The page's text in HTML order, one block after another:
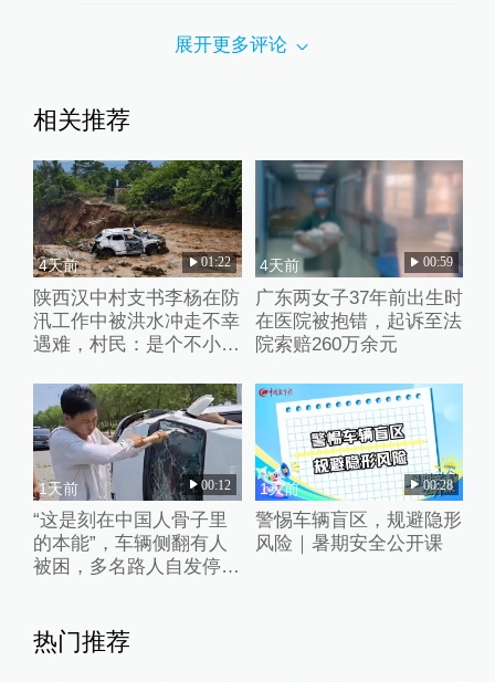
展开更多评论
相关推荐
4天前 01:22
陕西汉中村支书李杨在防
汛工作中被洪水冲走不幸
遇难，村民：是个不小的
4天前 00:59
广东两女子37年前出生时
在医院被抱错，起诉至法
院索赔260万余元
1天前 00:12
“这是刻在中国人骨子里
的本能”，车辆侧翻有人
被困，多名路人自发停车
1天前 00:28
警惕车辆盲区，规避隐形
风险｜暑期安全公开课
热门推荐